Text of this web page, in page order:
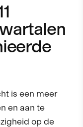
is een meer
en aan te
op de